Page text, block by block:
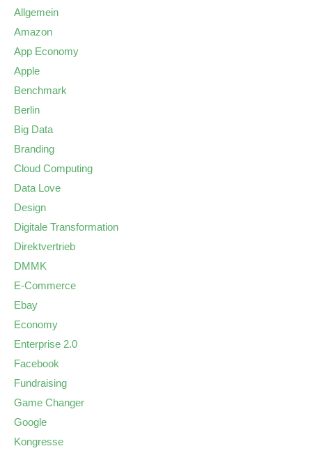
Allgemein
Amazon
App Economy
Apple
Benchmark
Berlin
Big Data
Branding
Cloud Computing
Data Love
Design
Digitale Transformation
Direktvertrieb
DMMK
E-Commerce
Ebay
Economy
Enterprise 2.0
Facebook
Fundraising
Game Changer
Google
Kongresse